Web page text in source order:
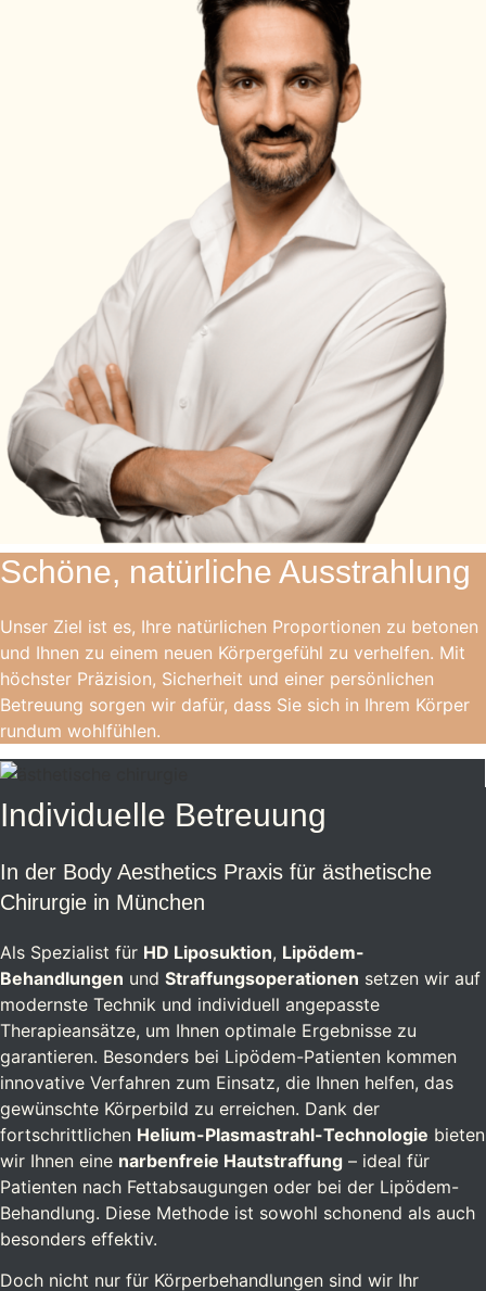
Schöne, natürliche Ausstrahlung
Unser Ziel ist es, Ihre natürlichen Proportionen zu betonen
und Ihnen zu einem neuen Körpergefühl zu verhelfen. Mit
höchster Präzision, Sicherheit und einer persönlichen
Betreuung sorgen wir dafür, dass Sie sich in Ihrem Körper
rundum wohlfühlen.
Individuelle Betreuung
In der Body Aesthetics Praxis für ästhetische
Chirurgie in München
Als Spezialist für HD Liposuktion, Lipödem-
Behandlungen und Straffungsoperationen setzen wir auf
modernste Technik und individuell angepasste
Therapieansätze, um Ihnen optimale Ergebnisse zu
garantieren. Besonders bei Lipödem-Patienten kommen
innovative Verfahren zum Einsatz, die Ihnen helfen, das
gewünschte Körperbild zu erreichen. Dank der
fortschrittlichen Helium-Plasmastrahl-Technologie bieten
wir Ihnen eine narbenfreie Hautstraffung – ideal für
Patienten nach Fettabsaugungen oder bei der Lipödem-
Behandlung. Diese Methode ist sowohl schonend als auch
besonders effektiv.
Doch nicht nur für Körperbehandlungen sind wir Ihr